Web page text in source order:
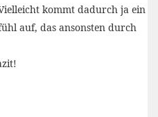
kommt dadurch ja ein
auf, das ansonsten durch